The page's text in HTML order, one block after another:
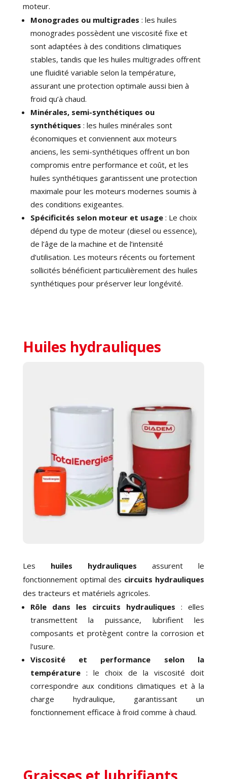
moteur.
Monogrades ou multigrades : les huiles
monogrades possèdent une viscosité fixe et
sont adaptées à des conditions climatiques
stables, tandis que les huiles multigrades offrent
une fluidité variable selon la température,
assurant une protection optimale aussi bien à
froid qu’à chaud.
Minérales, semi-synthétiques ou
synthétiques : les huiles minérales sont
économiques et conviennent aux moteurs
anciens, les semi-synthétiques offrent un bon
compromis entre performance et coût, et les
huiles synthétiques garantissent une protection
maximale pour les moteurs modernes soumis à
des conditions exigeantes.
Spécificités selon moteur et usage: Le choix
dépend du type de moteur (diesel ou essence),
de l’âge de la machine et de l’intensité
d’utilisation. Les moteurs récents ou fortement
sollicités bénéficient particulièrement des huiles
synthétiques pour préserver leur longévité.
Huiles hydrauliques
Les huiles hydrauliques assurent le
fonctionnement optimal des circuits hydrauliques
des tracteurs et matériels agricoles.
Rôle dans les circuits hydrauliques: elles
transmettent la puissance, lubrifient les
composants et protègent contre la corrosion et
l’usure.
Viscosité et performance selon la
température: le choix de la viscosité doit
correspondre aux conditions climatiques et à la
charge hydraulique, garantissant un
fonctionnement efficace à froid comme à chaud.